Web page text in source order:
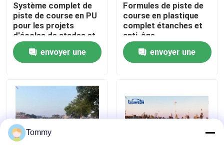
Contrôle de qualité
Nous contacter
Demander un devis
Système complet de
piste de course en PU
pour les projets
d'écoles de stades et
d'installations
sportivesenvoyer une
Formules de piste de
course en plastique
complet étanches et
anti-âge
envoyer une
Tommy